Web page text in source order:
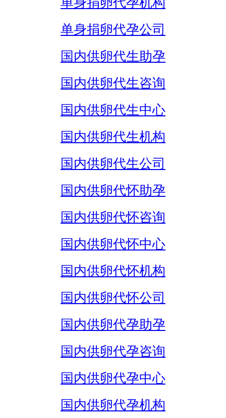
单身捐卵代孕公司
国内供卵代生助孕
国内供卵代生咨询
国内供卵代生中心
国内供卵代生机构
国内供卵代生公司
国内供卵代怀助孕
国内供卵代怀咨询
国内供卵代怀中心
国内供卵代怀机构
国内供卵代怀公司
国内供卵代孕助孕
国内供卵代孕咨询
国内供卵代孕中心
国内供卵代孕机构